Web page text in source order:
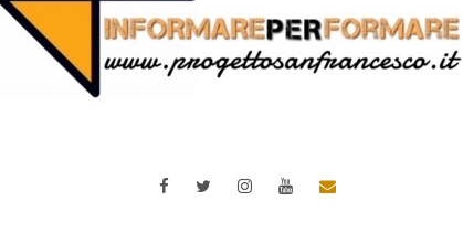
FacebookTwitterInstagramYouTubeEmail